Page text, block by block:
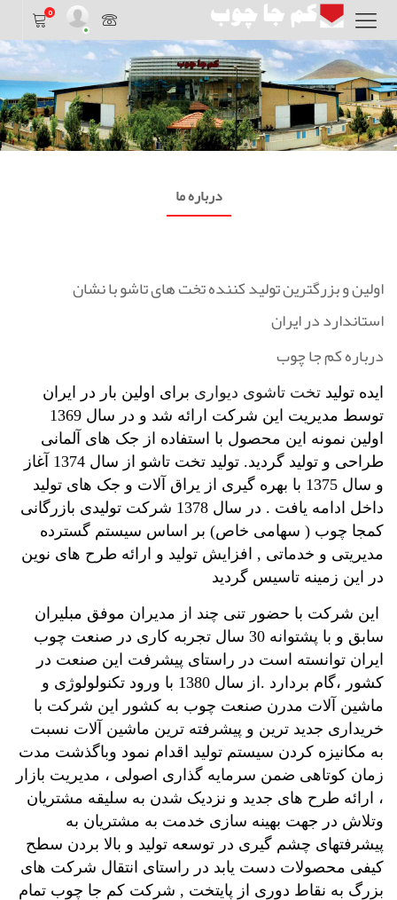
0
درباره ما
اولین و بزرگترین تولید کننده تخت های تاشو با نشان
استاندارد در ایران
درباره کم جا چوب
ایده تولید تخت تاشوی دیواری برای اولین بار در ایران
توسط مدیریت این شرکت ارائه شد و در سال 1369
اولین نمونه این محصول با استفاده از جک های آلمانی
طراحی و تولید گردید. تولید تخت تاشو از سال 1374 آغاز
و سال 1375 با بهره گیری از یراق آلات و جک های تولید
داخل ادامه یافت . در سال 1378 شرکت تولیدی بازرگانی
کمجا چوب ( سهامی خاص) بر اساس سیستم گسترده
مدیریتی و خدماتی , افزایش تولید و ارائه طرح های نوین
در این زمینه تاسیس گردید
این شرکت با حضور تنی چند از مدیران موفق مبلیران
سابق و با پشتوانه 30 سال تجربه کاری در صنعت چوب
ایران توانسته است در راستای پیشرفت این صنعت در
کشور ،گام بردارد .از سال 1380 با ورود تکنولولوژی و
ماشین آلات مدرن صنعت چوب به کشور این شرکت با
خریداری جدید ترین و پیشرفته ترین ماشین آلات نسبت
به مکانیزه کردن سیستم تولید اقدام نمود وباگذشت مدت
زمان کوتاهی ضمن سرمایه گذاری اصولی ، مدیریت بازار
، ارائه طرح های جدید و نزدیک شدن به سلیقه مشتریان
وتلاش در جهت بهینه سازی خدمت به مشتریان به
پیشرفتهای چشم گیری در توسعه تولید و بالا بردن سطح
کیفی محصولات دست یابد در راستای انتقال شرکت های
بزرگ به نقاط دوری از پایتخت , شرکت کم جا چوب تمام